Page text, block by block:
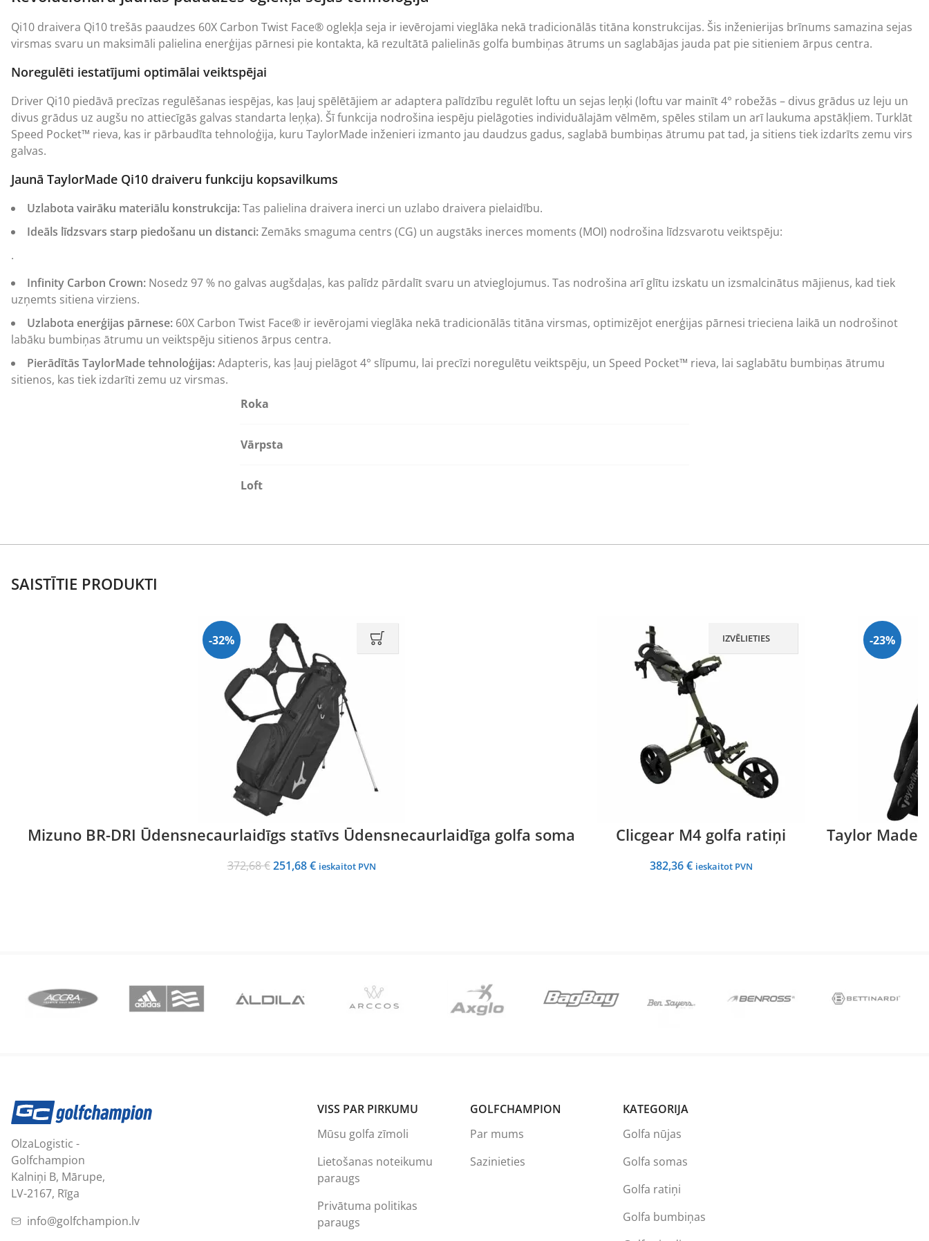
Qi10 draivera Qi10 trešās paaudzes 60X Carbon Twist Face® oglekļa seja ir ievērojami vieglāka nekā tradicionālās titāna konstrukcijas. Šis inženierijas brīnums samazina sejas
virsmas svaru un maksimāli palielina enerģijas pārnesi pie kontakta, kā rezultātā palielinās golfa bumbiņas ātrums un saglabājas jauda pat pie sitieniem ārpus centra.
Noregulēti iestatījumi optimālai veiktspējai
Driver Qi10 piedāvā precīzas regulēšanas iespējas, kas ļauj spēlētājiem ar adaptera palīdzību regulēt loftu un sejas leņķi (loftu var mainīt 4° robežās – divus grādus uz leju un
divus grādus uz augšu no attiecīgās galvas standarta leņķa). Šī funkcija nodrošina iespēju pielāgoties individuālajām vēlmēm, spēles stilam un arī laukuma apstākļiem. Turklāt
Speed Pocket™ rieva, kas ir pārbaudīta tehnoloģija, kuru TaylorMade inženieri izmanto jau daudzus gadus, saglabā bumbiņas ātrumu pat tad, ja sitiens tiek izdarīts zemu virs
galvas.
Jaunā TaylorMade Qi10 draiveru funkciju kopsavilkums
Uzlabota vairāku materiālu konstrukcija:Tas palielina draivera inerci un uzlabo draivera pielaidību.
Ideāls līdzsvars starp piedošanu un distanci:Zemāks smaguma centrs (CG) un augstāks inerces moments (MOI) nodrošina līdzsvarotu veiktspēju:
.
Infinity Carbon Crown: Nosedz 97 % no galvas augšdaļas, kas palīdz pārdalīt svaru un atvieglojumus. Tas nodrošina arī glītu izskatu un izsmalcinātus mājienus, kad tiek
uzņemts sitiena virziens.
Uzlabota enerģijas pārnese: 60X Carbon Twist Face® ir ievērojami vieglāka nekā tradicionālās titāna virsmas, optimizējot enerģijas pārnesi trieciena laikā un nodrošinot
labāku bumbiņas ātrumu un veiktspēju sitienos ārpus centra.
Pierādītās TaylorMade tehnoloģijas:Adapteris, kas ļauj pielāgot 4° slīpumu, lai precīzi noregulētu veiktspēju, un Speed Pocket™ rieva, lai saglabātu bumbiņas ātrumu
sitienos, kas tiek izdarīti zemu uz virsmas.
Roka
Vārpsta
Loft
SAISTĪTIE PRODUKTI
-32%
Mizuno BR-DRI Ūdensnecaurlaidīgs statīvs Ūdensnecaurlaidīga golfa soma
372,68€ Original
251,68€Current
ieskaitot PVN
IZVĒLIETIES
Clicgear M4 golfa ratiņi
382,36€ ieskaitot PVN
-23%
Taylor Made
OlzaLogistic -
Golfchampion
Kalniņi B, Mārupe,
LV-2167, Rīga
info@golfchampion.lv
VISS PAR PIRKUMU
Mūsu golfa zīmoli
Lietošanas noteikumu
paraugs
Privātuma politikas
paraugs
GOLFCHAMPION
Par mums
Sazinieties
KATEGORIJA
Golfa nūjas
Golfa somas
Golfa ratiņi
Golfa bumbiņas